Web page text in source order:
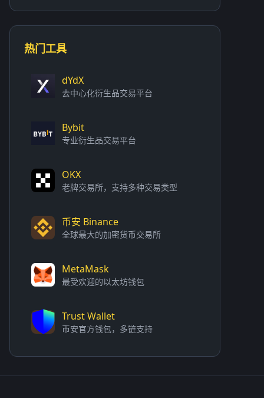
热门工具
dYdX
去中心化衍生品交易平台
Bybit
专业衍生品交易平台
OKX
老牌交易所，支持多种交易类型
币安 Binance
全球最大的加密货币交易所
MetaMask
最受欢迎的以太坊钱包
Trust Wallet
币安官方钱包，多链支持